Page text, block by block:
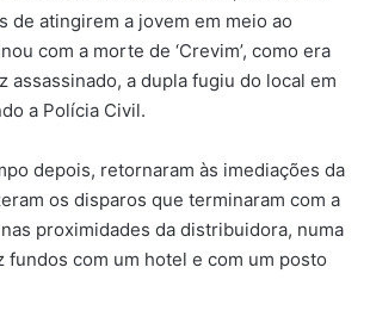
de atingirem a jovem em meio ao
com a morte de ‘Crevim’, como era
assassinado, a dupla fugiu do local em
a Polícia Civil.
depois, retornaram às imediações da
os disparos que terminaram com a
proximidades da distribuidora, numa
fundos com um hotel e com um posto